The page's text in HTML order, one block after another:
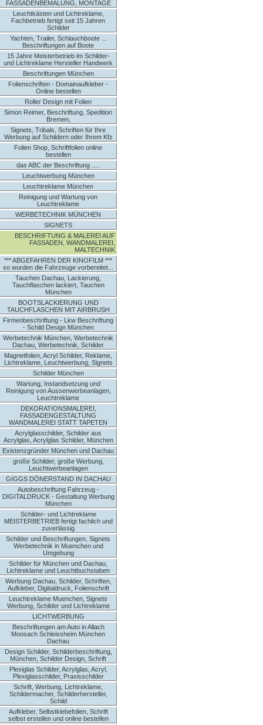
FASSADENBEMALUNG, MONTAGE
Leuchtkästen und Lichtreklame,
Fachbetrieb fertigt seit 15 Jahren
Schilder
Yachten, Trailer, Schlauchboote ...
Beschriftungen auf Boote
15 Jahre Meisterbetrieb im Schilder-
und Lichtreklame Hersteller Handwerk
Beschriftungen München
Folienschriften - Domainaufkleber -
Online bestellen
Roller Design mit Folien
Simon Reimer, Beschriftung, Spedition
Bremen,
Signets, Tribals, Schriften für Ihre
Werbung auf Schildern oder Ihrem Kfz
Folien Shop, Schriftfolien online
bestellen
das ABC der Beschriftung .....
Leuchtwerbung München
Leuchtreklame München
Reinigung und Wartung von
Leuchtreklame
WERBETECHNIK MÜNCHEN
SIGNETS
BESCHRIFTUNG & MALEREI AUF
FASSADEN, WANDMALEREI,
MALTECHNIK
*** ABGEFAHREN DER KINOFILM ***
so wurden die Fahrzeuge vorbereitet...
Tauchen Dachau, Lackierung,
Tauchflaschen lackiert, Tauchen
München
BOOTSLACKIERUNG UND
TAUCHFLASCHEN MIT AIRBRUSH
Firmenbeschriftung - Lkw Beschriftung
- Schild Design München
Werbetechnik München, Werbetechnik
Dachau, Werbetechnik, Schilder
Magnetfolien, Acryl Schilder, Reklame,
Lichtreklame, Leuchtwerbung, Signets
Schilder München
Wartung, Instandsetzung und
Reinigung von Aussenwerbeanlagen,
Leuchtreklame
DEKORATIONSMALEREI,
FASSADENGESTALTUNG
WANDMALEREI STATT TAPETEN
Acrylglasschilder, Schilder aus
Acrylglas, Acrylglas Schilder, München
Existenzgründer München und Dachau
große Schilder, große Werbung,
Leuchtwerbeanlagen
GIGGS DÖNERSTAND IN DACHAU
Autobeschriftung Fahrzeug -
DIGITALDRUCK - Gestaltung Werbung
München
Schilder- und Lichtreklame
MEISTERBETRIEB fertigt fachlich und
zuverlässig
Schilder und Beschriftungen, Signets
Werbetechnik in Muenchen und
Umgebung
Schilder für München und Dachau,
Lichtreklame und Leuchtbuchstaben
Werbung Dachau, Schilder, Schriften,
Aufkleber, Digitaldruck, Folienschrift
Leuchtreklame Muenchen, Signets
Werbung, Schilder und Lichtreklame
LICHTWERBUNG
Beschriftungen am Auto in Allach
Moosach Schleissheim München
Dachau
Design Schilder, Schilderbeschriftung,
München, Schilder Design, Schrift
Plexiglas Schilder, Acrylglas, Acryl,
Plexiglasschilder, Praxisschilder
Schrift, Werbung, Lichtreklame,
Schildermacher, Schilderhersteller,
Schild
Aufkleber, Selbstklebefolien, Schrift
selbst erstellen und online bestellen